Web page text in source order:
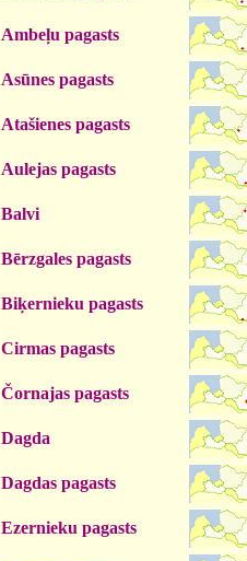
Ambeļu pagasts
Asūnes pagasts
Atašienes pagasts
Aulejas pagasts
Balvi
Bērzgales pagasts
Biķernieku pagasts
Cirmas pagasts
Čornajas pagasts
Dagda
Dagdas pagasts
Ezernieku pagasts